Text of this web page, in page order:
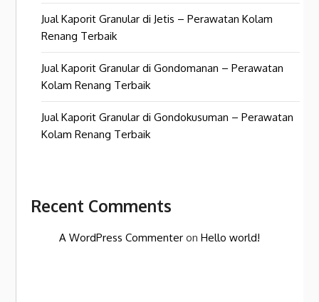
Jual Kaporit Granular di Jetis – Perawatan Kolam
Renang Terbaik
Jual Kaporit Granular di Gondomanan – Perawatan
Kolam Renang Terbaik
Jual Kaporit Granular di Gondokusuman – Perawatan
Kolam Renang Terbaik
Recent Comments
A WordPress Commenter onHello world!